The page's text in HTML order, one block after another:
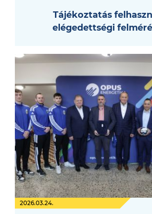
Tájékoztatás
elégedettségi
2026.03.24.